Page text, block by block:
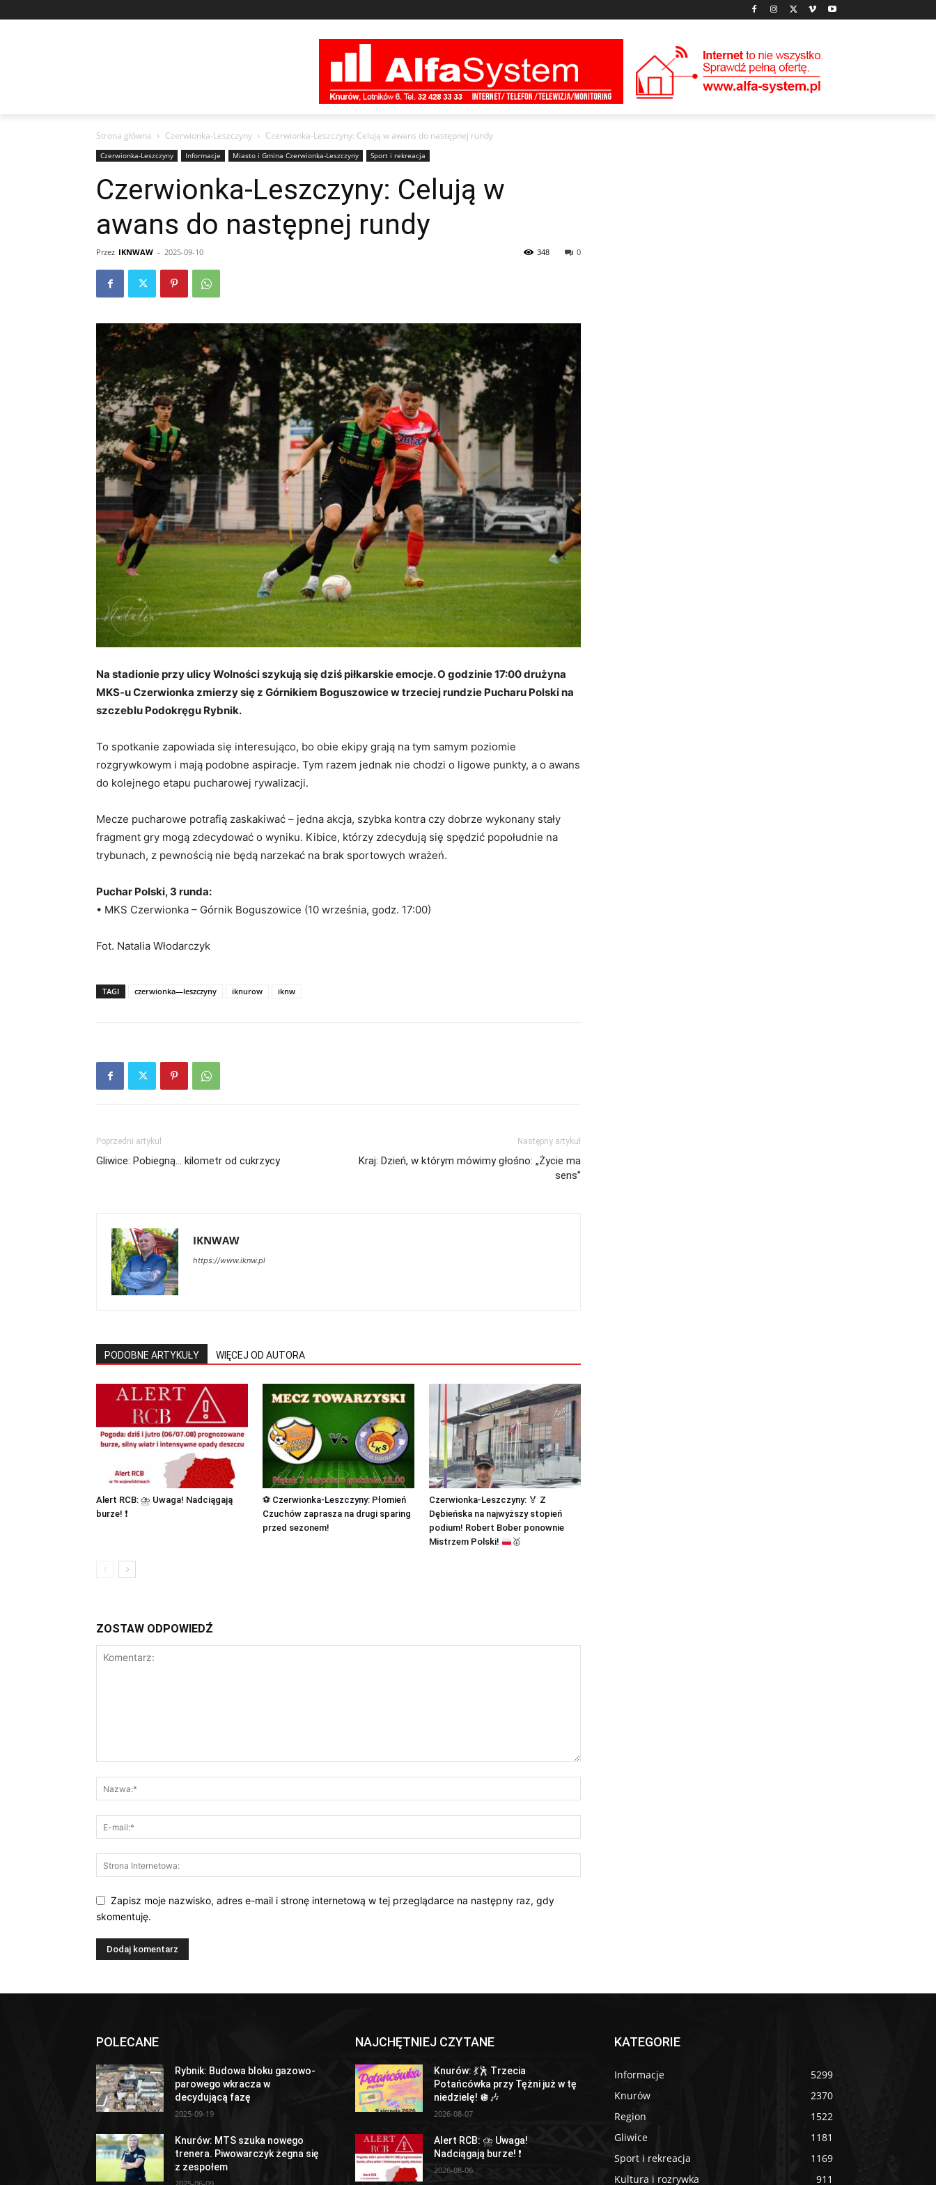
Strona główna Czerwionka-Leszczyny Czerwionka-Leszczyny: Celują w awans do następnej rundy
Czerwionka-Leszczyny Informacje Miasto i Gmina Czerwionka-Leszczyny Sport i rekreacja
Czerwionka-Leszczyny: Celują w
awans do następnej rundy
Przez IKNWAW - 2025-09-10 0
348
Na stadionie przy ulicy Wolności szykują się dziś piłkarskie emocje. O godzinie 17:00 drużyna
MKS-u Czerwionka zmierzy się z Górnikiem Boguszowice w trzeciej rundzie Pucharu Polski na
szczeblu Podokręgu Rybnik.
To spotkanie zapowiada się interesująco, bo obie ekipy grają na tym samym poziomie
rozgrywkowym i mają podobne aspiracje. Tym razem jednak nie chodzi o ligowe punkty, a o awans
do kolejnego etapu pucharowej rywalizacji.
Mecze pucharowe potrafią zaskakiwać – jedna akcja, szybka kontra czy dobrze wykonany stały
fragment gry mogą zdecydować o wyniku. Kibice, którzy zdecydują się spędzić popołudnie na
trybunach, z pewnością nie będą narzekać na brak sportowych wrażeń.
Puchar Polski, 3 runda:
• MKS Czerwionka – Górnik Boguszowice (10 września, godz. 17:00)
Fot. Natalia Włodarczyk
TAGI czerwionka—leszczyny iknurow iknw
Poprzedni artykuł
Gliwice: Pobiegną… kilometr od cukrzycy
Następny artykuł
Kraj: Dzień, w którym mówimy głośno: „Życie ma
sens”
IKNWAW
https://www.iknw.pl
PODOBNE ARTYKUŁY WIĘCEJ OD AUTORA
Alert RCB: ⛈ Uwaga! Nadciągają
burze! ❗
⚽ Czerwionka-Leszczyny: Płomień
Czuchów zaprasza na drugi sparing
przed sezonem!
Czerwionka-Leszczyny: 🏅 Z
Dębieńska na najwyższy stopień
podium! Robert Bober ponownie
Mistrzem Polski!
🥇
ZOSTAW ODPOWIEDŹ
Zapisz moje nazwisko, adres e-mail i stronę internetową w tej przeglądarce na następny raz, gdy
skomentuję.
POLECANE
Rybnik: Budowa bloku gazowo-
parowego wkracza w
decydującą fazę
2025-09-19
Knurów: MTS szuka nowego
trenera. Piwowarczyk żegna się
z zespołem
NAJCHĘTNIEJ CZYTANE
Knurów: 💃🕺 Trzecia
Potańcówka przy Tężni już w tę
niedzielę! 🪩🎶
2026-08-07
Alert RCB: ⛈ Uwaga!
Nadciągają burze! ❗
2026-08-06
KATEGORIE
Informacje
5299
Knurów
2370
Region
1522
Gliwice
1181
Sport i rekreacja
1169
Kultura i rozrywka
911